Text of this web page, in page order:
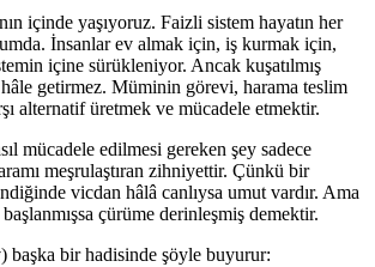
içinde yaşıyoruz. Faizli sistem hayatın her
İnsanlar ev almak için, iş kurmak için,
içine sürükleniyor. Ancak kuşatılmış
getirmez. Müminin görevi, harama teslim
alternatif üretmek ve mücadele etmektir.
mücadele edilmesi gereken şey sadece
meşrulaştıran zihniyettir. Çünkü bir
vicdan hâlâ canlıysa umut vardır. Ama
çürüme derinleşmiş demektir.
başka bir hadisinde şöyle buyurur: